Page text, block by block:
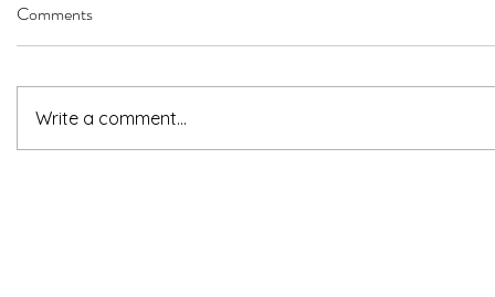
Comments
Write a comment...